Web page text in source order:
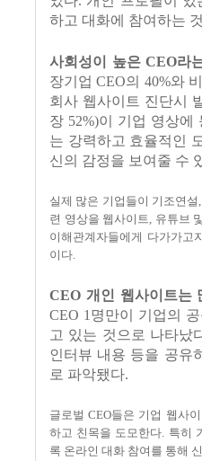
하고 대화에 참여하는
사회성이 높은CEO라
장기업 CEO의 40%와
회사 웹사이트 진단시
장 52%)이 기업 영상에
는 강력하고 효율적인
신의 감정을 보여줄 수
실제 많은 기업들이 기조연설
련 영상을 웹사이트
유튜브
이해관계자들에게 다가가고
이다
CEO 개인 웹사이트는
CEO 1명만이 기업의
고 있는 것으로 나타났
인터뷰 내용 등을 공유
로 파악됐다.
글로벌 CEO들은 기업 웹사이
하고 친목을 도모한다 특히
록 온라인 대화 참여를 통해